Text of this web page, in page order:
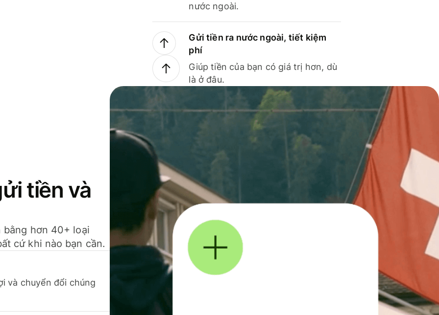
nước ngoài.
Gửi tiền ra nước ngoài, tiết kiệm
phí
Giúp tiền của bạn có giá trị hơn, dù
là ở đâu.
tiền và
hơn 40+ loại
cứ khi nào bạn cần.
và chuyển đổi chúng